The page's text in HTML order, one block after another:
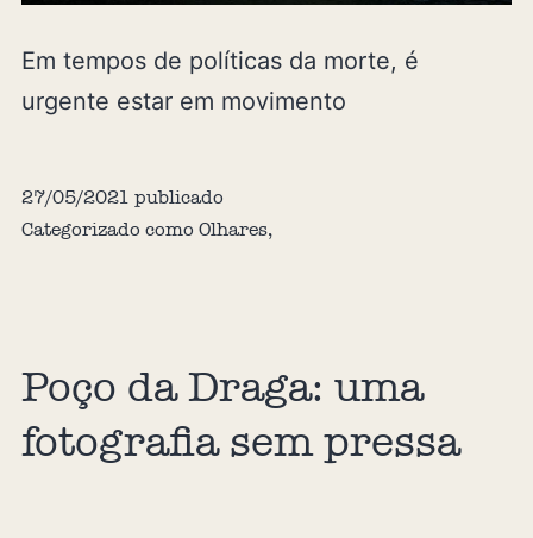
Em tempos de políticas da morte, é
urgente estar em movimento
27/05/2021 publicado
Categorizado como Olhares,
Poço da Draga: uma
fotografia sem pressa